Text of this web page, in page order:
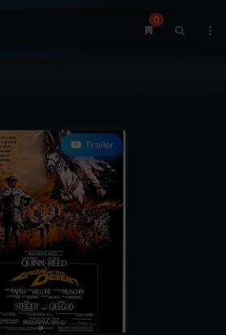
0
Trailer